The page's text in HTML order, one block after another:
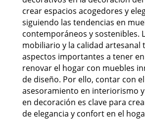
crear espacios acogedores y
siguiendo las tendencias en
contemporáneos y sostenibles.
mobiliario y la calidad artesanal
aspectos importantes a tener
renovar el hogar con muebles
de diseño. Por ello, contar con el
asesoramiento en interiorismo
en decoración es clave para
de elegancia y confort en el